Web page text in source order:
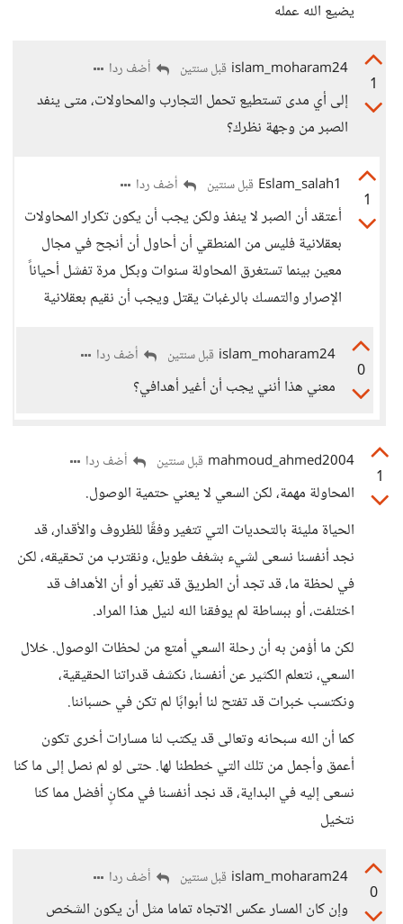
يضيع الله عمله
1
islam_moharam24 قبل سنتين أضف ردا
إلى أي مدى تستطيع تحمل التجارب والمحاولات، متى ينفد
الصبر من وجهة نظرك؟
1
Eslam_salah1 قبل سنتين أضف ردا
أعتقد أن الصبر لا ينفذ ولكن يجب أن يكون تكرار المحاولات
بعقلانية فليس من المنطقي أن أحاول أن أنجح في مجال
معين بينما تستغرق المحاولة سنوات وبكل مرة تفشل أحياناً
الإصرار والتمسك بالرغبات يقتل ويجب أن نقيم بعقلانية
0
islam_moharam24 قبل سنتين أضف ردا
معني هذا أنني يجب أن أغير أهدافي؟
1
mahmoud_ahmed2004 قبل سنتين أضف ردا
المحاولة مهمة، لكن السعي لا يعني حتمية الوصول.
الحياة مليئة بالتحديات التي تتغير وفقًا للظروف والأقدار، قد
نجد أنفسنا نسعى لشيء بشغف طويل، ونقترب من تحقيقه، لكن
في لحظة ما، قد تجد أن الطريق قد تغير أو أن الأهداف قد
اختلفت، أو ببساطة لم يوفقنا الله لنيل هذا المراد.
لكن ما أؤمن به أن رحلة السعي أمتع من لحظات الوصول. خلال
السعي، نتعلم الكثير عن أنفسنا، نكشف قدراتنا الحقيقية،
ونكتسب خبرات قد تفتح لنا أبوابًا لم تكن في حسباننا.
كما أن الله سبحانه وتعالى قد يكتب لنا مسارات أخرى تكون
أعمق وأجمل من تلك التي خططنا لها. حتى لو لم نصل إلى ما كنا
نسعى إليه في البداية، قد نجد أنفسنا في مكانٍ أفضل مما كنا
نتخيل
0
islam_moharam24 قبل سنتين أضف ردا
وإن كان المسار عكس الاتجاه تماما مثل أن يكون الشخص